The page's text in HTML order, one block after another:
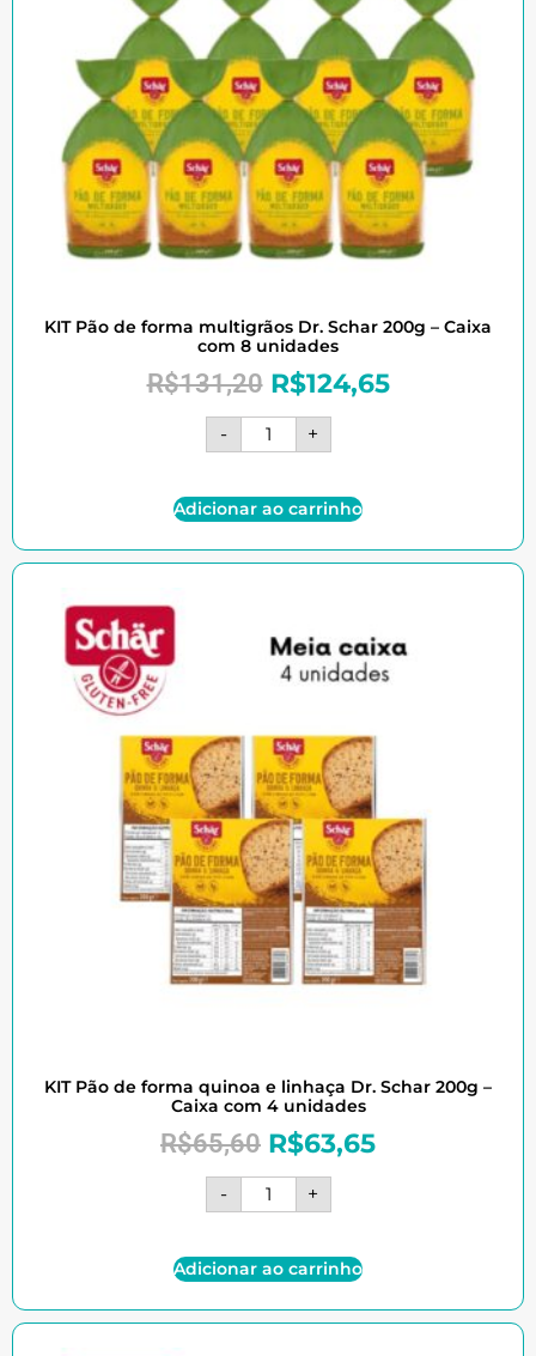
KIT Pão de forma multigrãos Dr. Schar 200g – Caixa
com 8 unidades
R$131,20 R$124,65
- +
Adicionar ao carrinho
KIT Pão de forma quinoa e linhaça Dr. Schar 200g –
Caixa com 4 unidades
R$65,60 R$63,65
- +
Adicionar ao carrinho